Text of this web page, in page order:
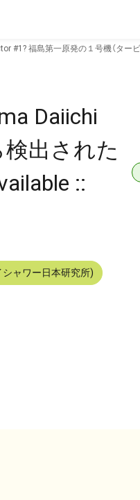
塩素３８の
Daiichi
検出された
::
シャワー日本研究所)